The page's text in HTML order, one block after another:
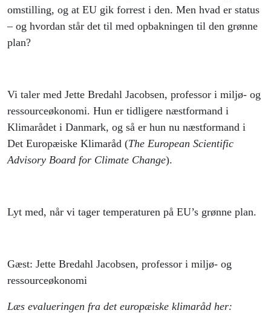
omstilling, og at EU gik forrest i den. Men hvad er status
– og hvordan står det til med opbakningen til den grønne
plan?
Vi taler med Jette Bredahl Jacobsen, professor i miljø- og
ressourceøkonomi. Hun er tidligere næstformand i
Klimarådet i Danmark, og så er hun nu næstformand i
Det Europæiske Klimaråd (The European Scientific
Advisory Board for Climate Change).
Lyt med, når vi tager temperaturen på EU’s grønne plan.
Gæst: Jette Bredahl Jacobsen, professor i miljø- og
ressourceøkonomi
Læs evalueringen fra det europæiske klimaråd her: